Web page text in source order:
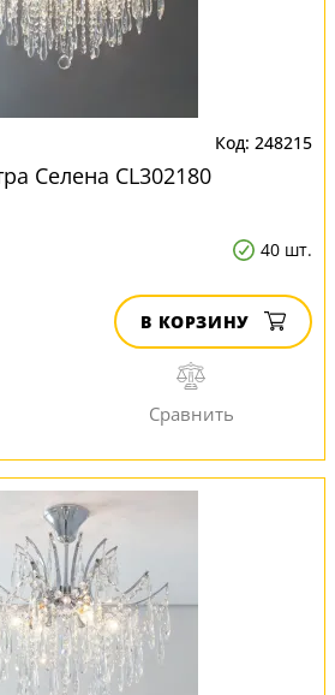
248215
Селена CL302180
40 шт.
В КОРЗИНУ